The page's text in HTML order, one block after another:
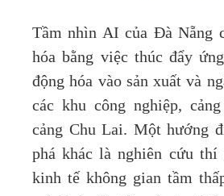
Tầm nhìn AI của Đà Nẵng
hóa bằng việc thúc đẩy
động hóa vào sản xuất và
các khu công nghiệp,
cảng Chu Lai. Một hướng
phá khác là nghiên cứu thí
kinh tế không gian tầm